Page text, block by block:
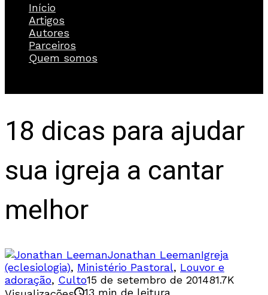
Início
Artigos
Autores
Parceiros
Quem somos
18 dicas para ajudar
sua igreja a cantar
melhor
Jonathan LeemanIgreja
(eclesiologia), Ministério Pastoral, Louvor e
adoração, Culto15 de setembro de 201481.7K
13 min de leitura